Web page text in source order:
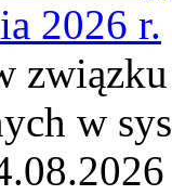
2026 r.
w